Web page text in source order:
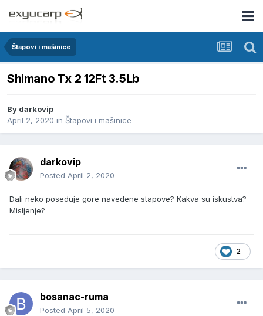
Štapovi i mašinice
Shimano Tx 2 12Ft 3.5Lb
By darkovip
April 2, 2020 in Štapovi i mašinice
darkovip
Posted April 2, 2020
Dali neko poseduje gore navedene stapove? Kakva su iskustva?
Misljenje?
2
bosanac-ruma
Posted April 5, 2020